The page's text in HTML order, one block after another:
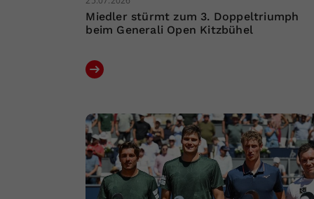
Miedler stürmt zum 3. Doppeltriumph
beim Generali Open Kitzbühel